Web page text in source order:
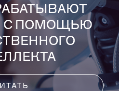
С ПОМОЩЬЮ